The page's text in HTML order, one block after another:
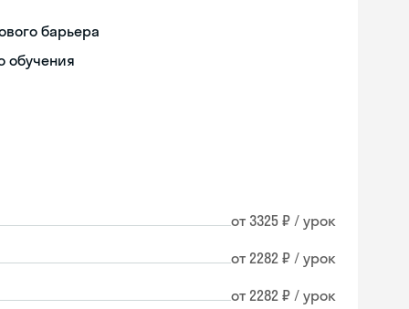
барьера
обучения
от 3325 ₽ / урок
от 2282 ₽ / урок
от 2282 ₽ / урок